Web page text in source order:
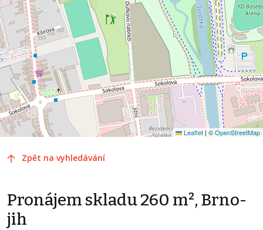
Leaflet | ©OpenStreetMap
Zpět na vyhledávání
Pronájem skladu 260 m², Brno-
jih